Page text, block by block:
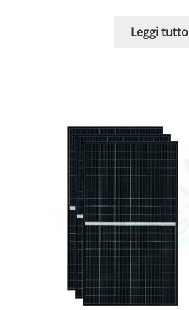
Leggi tutto